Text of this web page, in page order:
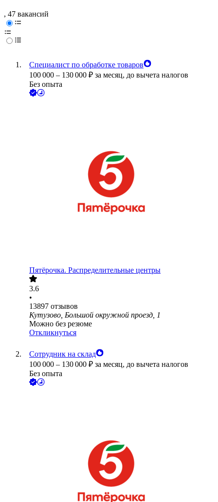
, 47 вакансий
Специалист по обработке товаров
100 000 – 130 000 ₽ за месяц, до вычета налогов
Без опыта
Пятёрочка. Распределительные центры
3.6
•
13897 отзывов
Кутузово, Большой окружной проезд, 1
Можно без резюме
Откликнуться
Сотрудник на склад
100 000 – 130 000 ₽ за месяц, до вычета налогов
Без опыта